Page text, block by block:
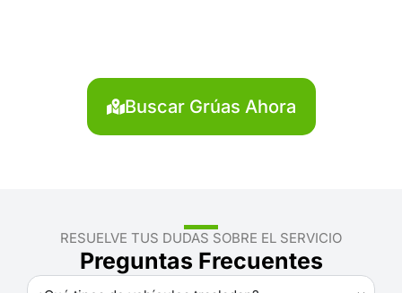
Buscar Grúas Ahora
RESUELVE TUS DUDAS SOBRE EL SERVICIO
Preguntas Frecuentes